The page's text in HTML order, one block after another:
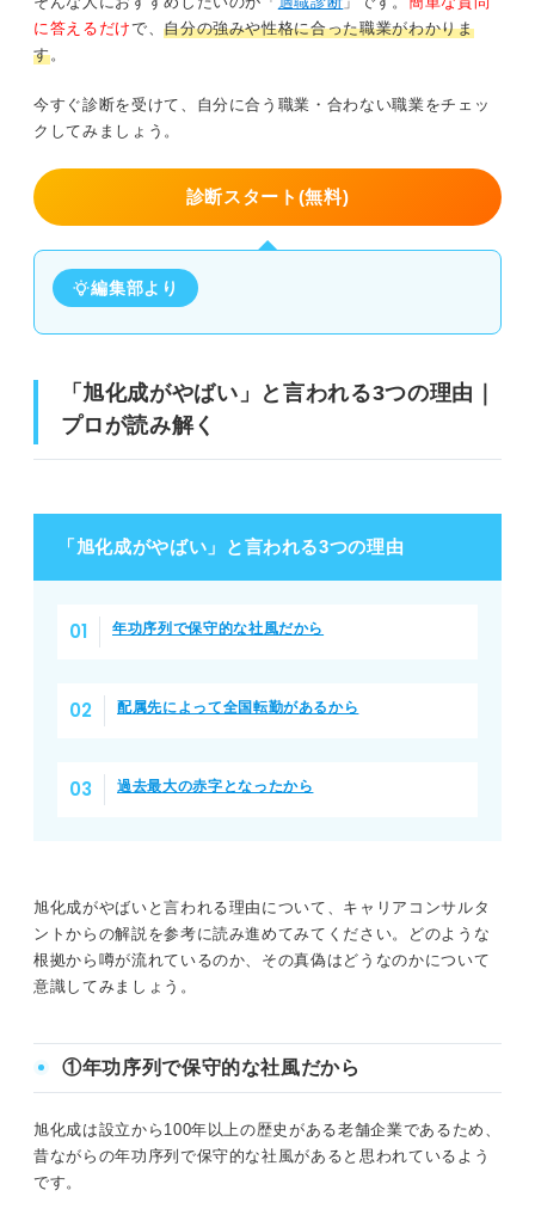
に答えるだけで、自分の強みや性格に合った職業がわかりま
す。
今すぐ診断を受けて、自分に合う職業・合わない職業をチェッ
クしてみましょう。
診断スタート(無料)
編集部より
「旭化成がやばい」と言われる3つの理由｜
プロが読み解く
「旭化成がやばい」と言われる3つの理由
年功序列で保守的な社風だから
配属先によって全国転勤があるから
過去最大の赤字となったから
旭化成がやばいと言われる理由について、キャリアコンサルタ
ントからの解説を参考に読み進めてみてください。どのような
根拠から噂が流れているのか、その真偽はどうなのかについて
意識してみましょう。
①年功序列で保守的な社風だから
旭化成は設立から100年以上の歴史がある老舗企業であるため、
昔ながらの年功序列で保守的な社風があると思われているよう
です。